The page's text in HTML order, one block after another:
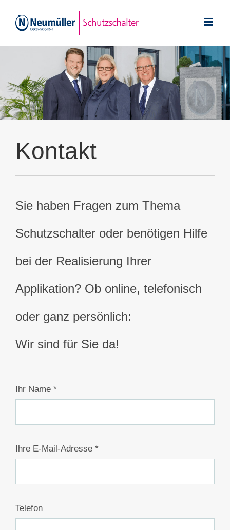
Inhalt
springen
Kontakt
Sie haben Fragen zum Thema
Schutzschalter oder benötigen Hilfe
bei der Realisierung Ihrer
Applikation? Ob online, telefonisch
oder ganz persönlich:
Wir sind für Sie da!
Ihr Name *
Ihre E-Mail-Adresse *
Telefon